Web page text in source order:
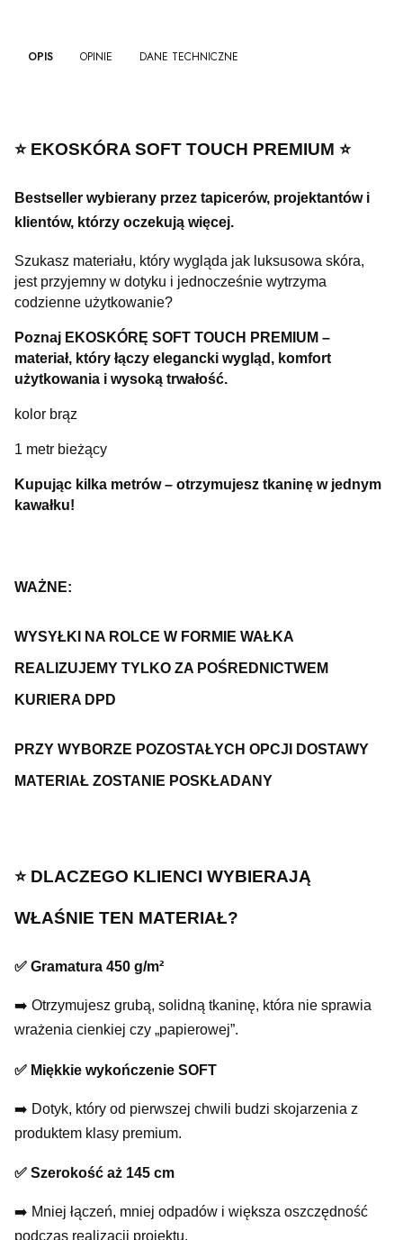
OPIS OPINIE DANE TECHNICZNE
⭐️ EKOSKÓRA SOFT TOUCH PREMIUM ⭐️
Bestseller wybierany przez tapicerów, projektantów i
klientów, którzy oczekują więcej.
Szukasz materiału, który wygląda jak luksusowa skóra,
jest przyjemny w dotyku i jednocześnie wytrzyma
codzienne użytkowanie?
Poznaj EKOSKÓRĘ SOFT TOUCH PREMIUM –
materiał, który łączy elegancki wygląd, komfort
użytkowania i wysoką trwałość.
kolor brąz
1 metr bieżący
Kupując kilka metrów – otrzymujesz tkaninę w jednym
kawałku!
WAŻNE:
WYSYŁKI NA ROLCE W FORMIE WAŁKA
REALIZUJEMY TYLKO ZA POŚREDNICTWEM
KURIERA DPD
PRZY WYBORZE POZOSTAŁYCH OPCJI DOSTAWY
MATERIAŁ ZOSTANIE POSKŁADANY
⭐️ DLACZEGO KLIENCI WYBIERAJĄ
WŁAŚNIE TEN MATERIAŁ?
✅ Gramatura 450 g/m²
➡️ Otrzymujesz grubą, solidną tkaninę, która nie sprawia
wrażenia cienkiej czy „papierowej”.
✅ Miękkie wykończenie SOFT
➡️ Dotyk, który od pierwszej chwili budzi skojarzenia z
produktem klasy premium.
✅ Szerokość aż 145 cm
➡️ Mniej łączeń, mniej odpadów i większa oszczędność
podczas realizacji projektu.